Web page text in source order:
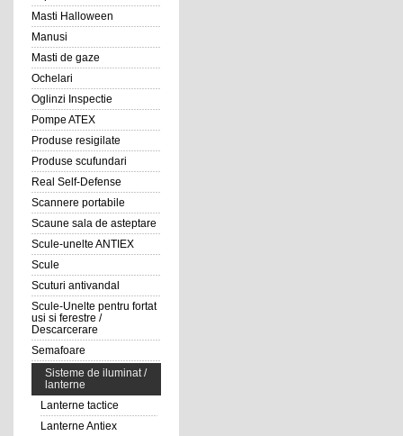
Masti Halloween
Manusi
Masti de gaze
Ochelari
Oglinzi Inspectie
Pompe ATEX
Produse resigilate
Produse scufundari
Real Self-Defense
Scannere portabile
Scaune sala de asteptare
Scule-unelte ANTIEX
Scule
Scuturi antivandal
Scule-Unelte pentru fortat
usi si ferestre /
Descarcerare
Semafoare
Sisteme de iluminat /
lanterne
Lanterne tactice
Lanterne Antiex